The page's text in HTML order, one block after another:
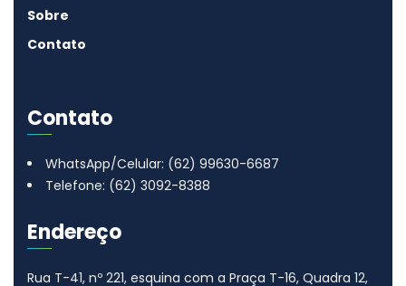
Sobre
Contato
Contato
WhatsApp/Celular: (62) 99630-6687
Telefone: (62) 3092-8388
Endereço
Rua T-41, nº 221, esquina com a Praça T-16, Quadra 12,